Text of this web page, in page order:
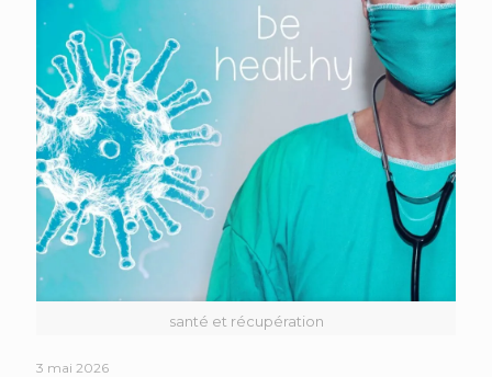
santé et récupération
3 mai 2026